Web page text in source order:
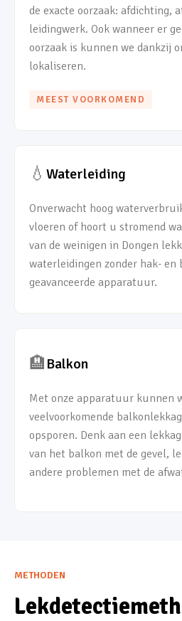
de exacte oorzaak: afdichting,
leidingwerk. Ook wanneer er
oorzaak is kunnen we dankzij
lokaliseren.
MEEST VOORKOMEND
💧 Waterleiding
Onverwacht hoog
vloeren of hoort u stromend
van de weinigen in Dongen
waterleidingen zonder hak- en
geavanceerde apparatuur.
🏨 Balkon
Met onze apparatuur kunnen
veelvoorkomende
opsporen. Denk aan een
van het balkon met de gevel,
andere problemen met de
METHODEN